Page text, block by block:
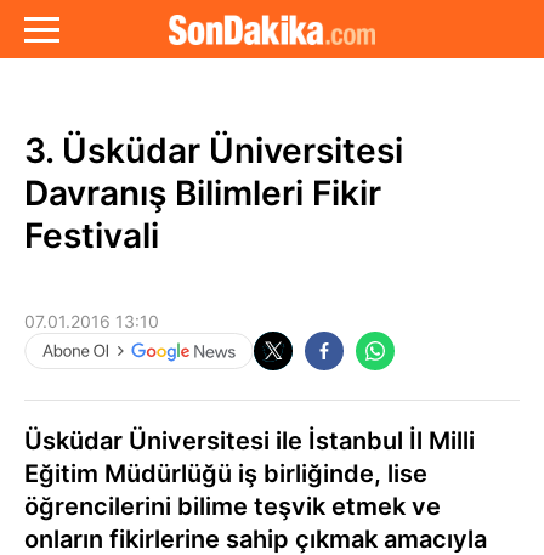
3. Üsküdar Üniversitesi
Davranış Bilimleri Fikir
Festivali
07.01.2016 13:10
Üsküdar Üniversitesi ile İstanbul İl Milli
Eğitim Müdürlüğü iş birliğinde, lise
öğrencilerini bilime teşvik etmek ve
onların fikirlerine sahip çıkmak amacıyla